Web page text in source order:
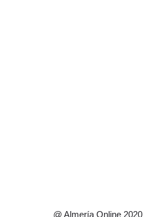
@ Almería Online 2020